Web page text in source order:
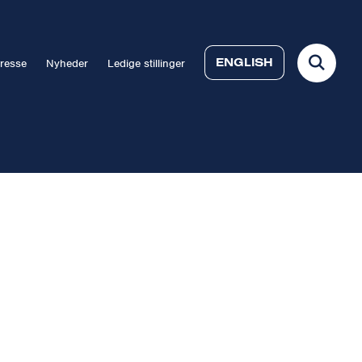
Nyheder Ledige stillinger ENGLISH